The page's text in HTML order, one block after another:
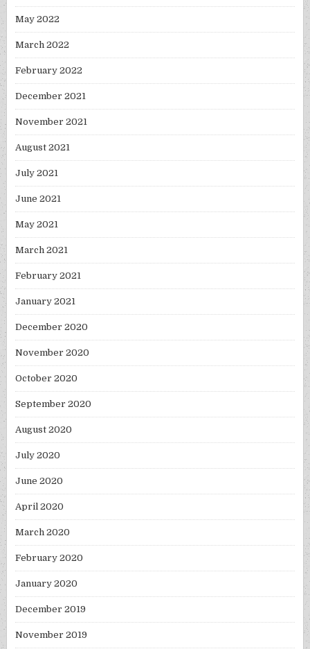
May 2022
March 2022
February 2022
December 2021
November 2021
August 2021
July 2021
June 2021
May 2021
March 2021
February 2021
January 2021
December 2020
November 2020
October 2020
September 2020
August 2020
July 2020
June 2020
April 2020
March 2020
February 2020
January 2020
December 2019
November 2019